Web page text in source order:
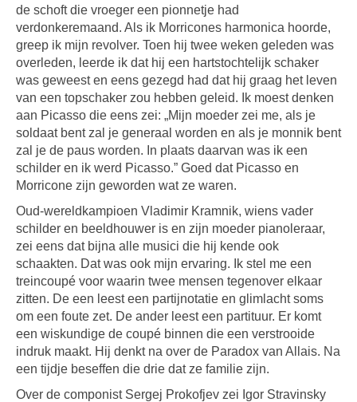
de schoft die vroeger een pionnetje had
verdonkeremaand. Als ik Morricones harmonica hoorde,
greep ik mijn revolver. Toen hij twee weken geleden was
overleden, leerde ik dat hij een hartstochtelijk schaker
was geweest en eens gezegd had dat hij graag het leven
van een topschaker zou hebben geleid. Ik moest denken
aan Picasso die eens zei: „Mijn moeder zei me, als je
soldaat bent zal je generaal worden en als je monnik bent
zal je de paus worden. In plaats daarvan was ik een
schilder en ik werd Picasso.” Goed dat Picasso en
Morricone zijn geworden wat ze waren.
Oud-wereldkampioen Vladimir Kramnik, wiens vader
schilder en beeldhouwer is en zijn moeder pianoleraar,
zei eens dat bijna alle musici die hij kende ook
schaakten. Dat was ook mijn ervaring. Ik stel me een
treincoupé voor waarin twee mensen tegenover elkaar
zitten. De een leest een partijnotatie en glimlacht soms
om een foute zet. De ander leest een partituur. Er komt
een wiskundige de coupé binnen die een verstrooide
indruk maakt. Hij denkt na over de Paradox van Allais. Na
een tijdje beseffen die drie dat ze familie zijn.
Over de componist Sergej Prokofjev zei Igor Stravinsky